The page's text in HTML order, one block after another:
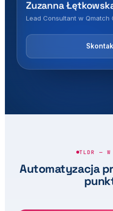
Zuzanna
Lead Consultant w Qmatch
TLDR — W
Automatyzacja